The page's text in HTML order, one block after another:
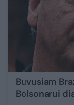
Buvusiam
Bolsonarui